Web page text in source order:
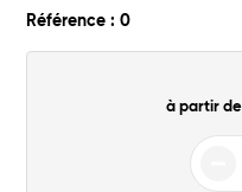
Référence : 0
à partir de